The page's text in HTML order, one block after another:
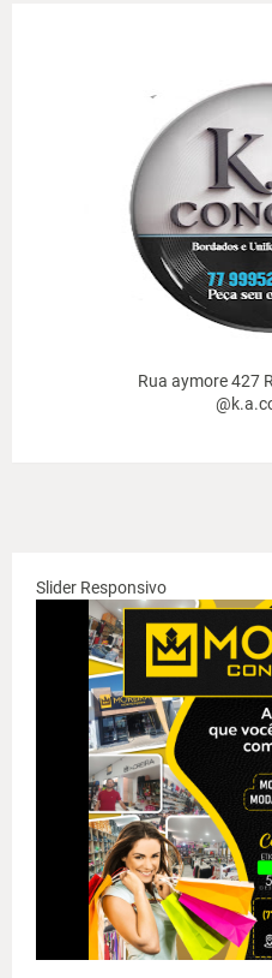
Rua aymore 427
Slider Responsivo